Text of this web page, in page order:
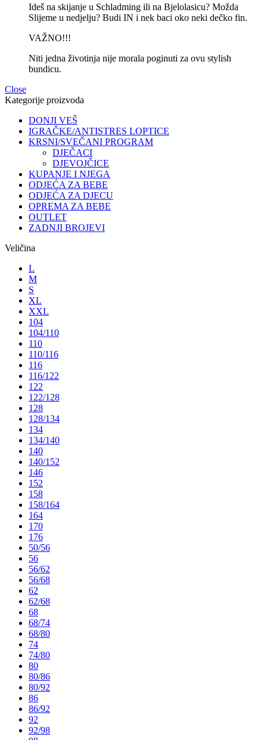
Ideš na skijanje u Schladming ili na Bjelolasicu? Možda
Slijeme u nedjelju? Budi IN i nek baci oko neki dečko fin.
VAŽNO!!!
Niti jedna životinja nije morala poginuti za ovu stylish
bundicu.
Close
Kategorije proizvoda
DONJI VEŠ
IGRAČKE/ANTISTRES LOPTICE
KRSNI/SVEČANI PROGRAM
DJEČACI
DJEVOJČICE
KUPANJE I NJEGA
ODJEĆA ZA BEBE
ODJEĆA ZA DJECU
OPREMA ZA BEBE
OUTLET
ZADNJI BROJEVI
Veličina
L
M
S
XL
XXL
104
104/110
110
110/116
116
116/122
122
122/128
128
128/134
134
134/140
140
140/152
146
152
158
158/164
164
170
176
50/56
56
56/62
56/68
62
62/68
68
68/74
68/80
74
74/80
80
80/86
80/92
86
86/92
92
92/98